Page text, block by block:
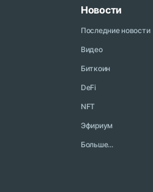
Новости
Последние новости
Видео
Биткоин
DeFi
NFT
Эфириум
Больше...